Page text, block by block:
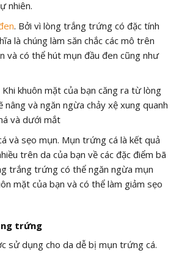
nhiên.
. Bởi vì lòng trắng trứng có đặc tính
là chúng làm săn chắc các mô trên
và có thể hút mụn đầu đen cũng như
Khi khuôn mặt của bạn căng ra từ lòng
và ngăn ngừa chảy xệ xung quanh
và dưới mắt
và sẹo mụn. Mụn trứng cá là kết quả
trên da của bạn về các đặc điểm bã
trắng trứng có thể ngăn ngừa mụn
mặt của bạn và có thể làm giảm sẹo
trứng
sử dụng cho da dễ bị mụn trứng cá.